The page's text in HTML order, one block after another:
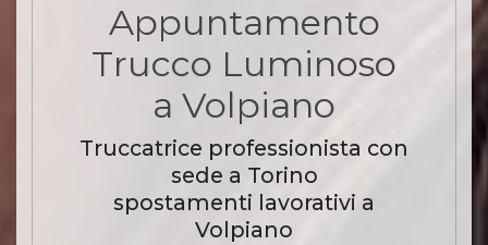
Appuntamento
Trucco Luminoso
a Volpiano
Truccatrice professionista con
sede a Torino
spostamenti lavorativi a
Volpiano